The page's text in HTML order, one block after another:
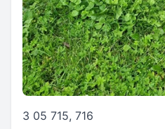
3 05 715, 716